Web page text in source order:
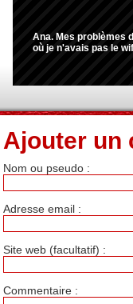
Ana. Mes problèmes
où je n'avais pas le
Ajouter un
Nom ou pseudo :
Adresse email :
Site web (facultatif) :
Commentaire :